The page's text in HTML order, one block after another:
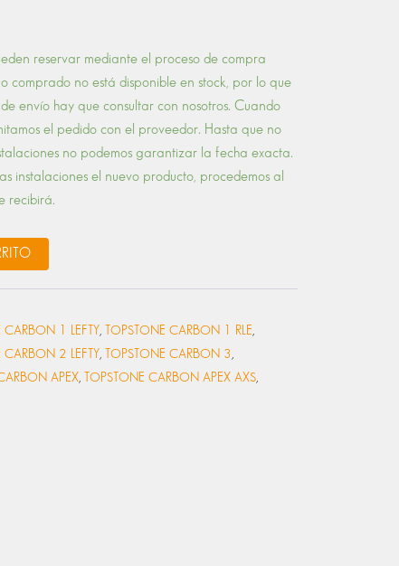
reservar mediante el proceso de compra
comprado no está disponible en stock, por lo que
envío hay que consultar con nosotros. Cuando
el pedido con el proveedor. Hasta que no
no podemos garantizar la fecha exacta.
instalaciones el nuevo producto, procedemos al
recibirá.
CARBON 1 LEFTY TOPSTONE CARBON 1 RLE
CARBON 2 LEFTY TOPSTONE CARBON 3
APEX TOPSTONE CARBON APEX AXS